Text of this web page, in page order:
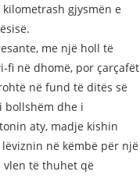
gjysmën e
me një holl të
fi në dhomë, por çarçafët
në fund të ditës së
bollshëm dhe i
aty, madje kishin
në këmbë për një
të thuhet që